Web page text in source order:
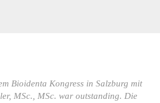
Bioidenta Kongress in Salzburg mit
MSc., MSc. war outstanding. Die